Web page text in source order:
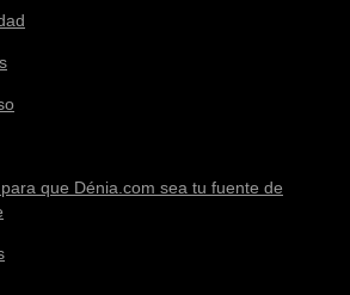
que Dénia.com sea tu fuente de